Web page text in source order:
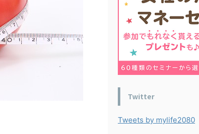
Twitter
Tweets by mylife2080